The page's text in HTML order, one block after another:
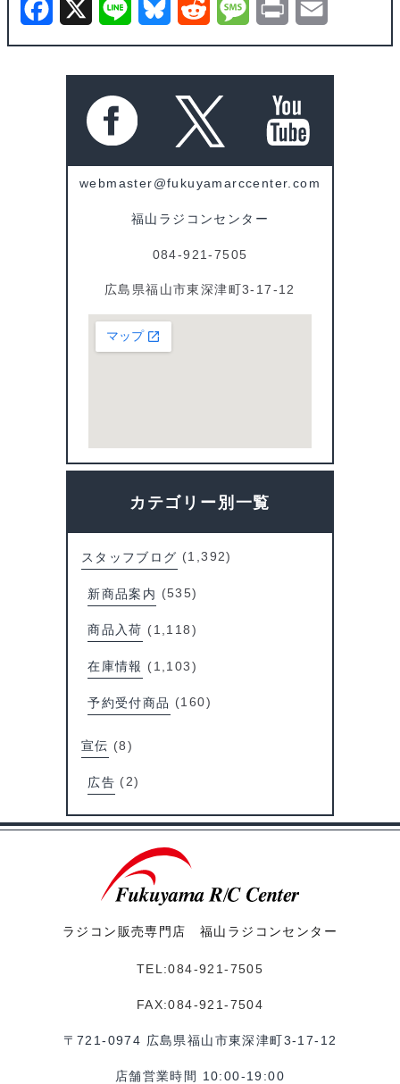
X
n
e
B
u
e
k
R
d
d
i
t
M
s
g
i
n
t
a
webmaster@fukuyamarccenter.com
福山ラジコンセンター
084-921-7505
広島県福山市東深津町3-17-12
カテゴリー別一覧
スタッフブログ (1,392)
新商品案内 (535)
商品入荷 (1,118)
在庫情報 (1,103)
予約受付商品 (160)
宣伝 (8)
広告 (2)
ラジコン販売専門店 福山ラジコンセンター
TEL:084-921-7505
FAX:084-921-7504
〒721-0974 広島県福山市東深津町3-17-12
店舗営業時間 10:00-19:00